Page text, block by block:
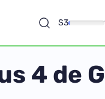
S3
4 de